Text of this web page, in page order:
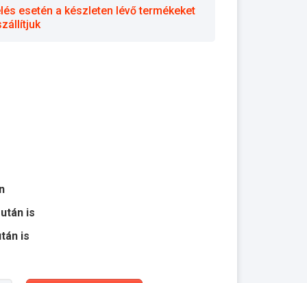
esetén a készleten lévő termékeket
is
is